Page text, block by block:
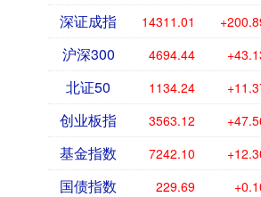
深证成指 14311.01
沪深300 4694.44
北证50 1134.24
创业板指 3563.12
基金指数 7242.10
国债指数 229.69